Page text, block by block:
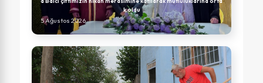
k oldu
5 Ağustos 2026